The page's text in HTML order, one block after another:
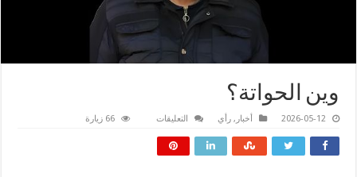
وين الحواتة؟
2026-05-12 أخبار ,رأي التعليقات 66 زيارة